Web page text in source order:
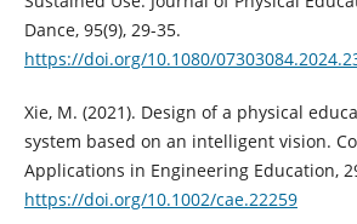
Dance, 95(9), 29-35.
https://doi.org/10.1080/
Xie, M. (2021). Design of a physical
system based on an intelligent vision.
Applications in Engineering Education,
https://doi.org/10.1002/cae.22259